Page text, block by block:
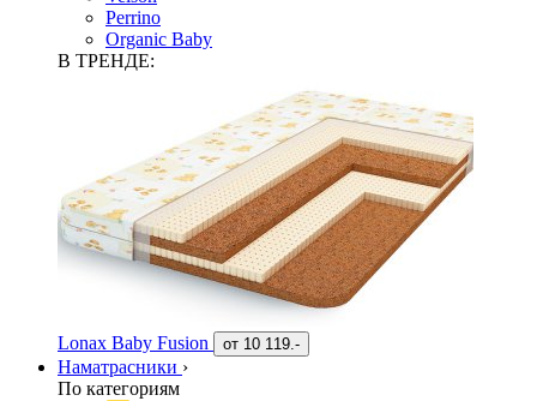
Perrino
Organic Baby
В ТРЕНДЕ:
Lonax Baby Fusion от 10 119.-
Наматрасники ›
По категориям